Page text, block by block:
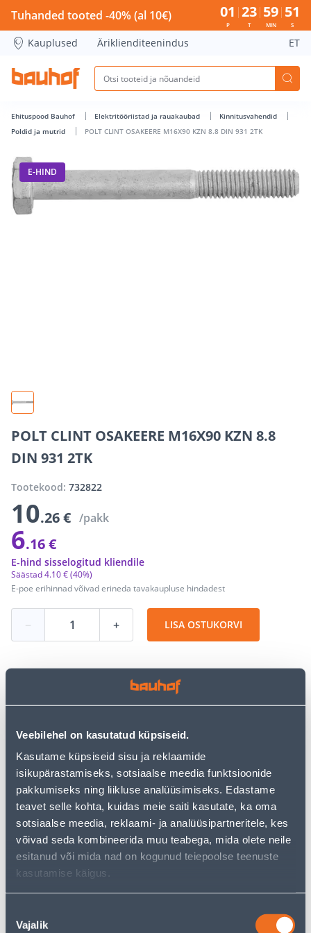
Veebilehel on kasutatud küpsiseid.
Kasutame küpsiseid sisu ja reklaamide
isikupärastamiseks, sotsiaalse meedia funktsioonide
pakkumiseks ning liikluse analüüsimiseks. Edastame
teavet selle kohta, kuidas meie saiti kasutate, ka oma
sotsiaalse meedia, reklaami- ja analüüsipartneritele, kes
võivad seda kombineerida muu teabega, mida olete neile
esitanud või mida nad on kogunud teiepoolse teenuste
kasutamise käigus.
valik
Vajalik
POLT CLINT OSAKEERE M16X90 KZN 8.8 DIN 931 2TK -
Tuhanded tooted -40% (al 10€) 01
P
23
T
59
MIN
51
S
Kauplused Äriklienditeenindus ET
Ehituspood Bauhof Elektritööriistad ja rauakaubad
Kinnitusvahendid
Poldid ja mutrid
POLT CLINT OSAKEERE M16X90 KZN 8.8 DIN 931 2TK
E-HIND
POLT CLINT OSAKEERE M16X90 KZN 8.8
DIN 931 2TK
Tootekood: 732822
10.26 € /pakk
6.16 €
E-poe erihinnad võivad erineda tavakaupluse hindadest
Säästad4.10 €(40%)
E-hind sisselogitud kliendile
− + LISA OSTUKORVI
• Polt osakeere pikkusega 90 mm ja läbimõõduga 16
mm.
• Pakis 2 tk.
• 14-päevane tagastusõigus.
Eeldatav kojuvedu 3,69 € al. 2-5 tööpäeva
Tarne pakiautomaati al. 2,29 € al. 2-5 tööpäeva